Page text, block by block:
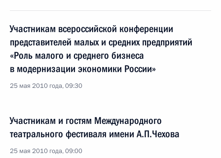
Участникам всероссийской конференции
представителей малых и средних предприятий
«Роль малого и среднего бизнеса
в модернизации экономики России»
25 мая 2010 года, 09:30
Участникам и гостям Международного
театрального фестиваля имени А.П.Чехова
25 мая 2010 года, 09:00